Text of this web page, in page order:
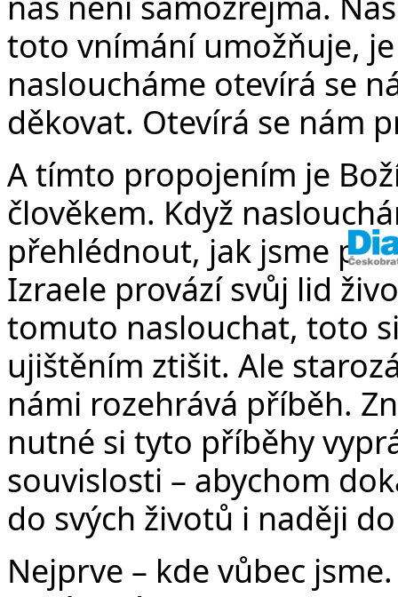
toto vnímání umožňuje,
nasloucháme otevírá se
děkovat. Otevírá se nám
A tímto propojením je
člověkem. Když
přehlédnout, jak jsme
Izraele provází svůj lid
tomuto naslouchat, toto
ujištěním ztišit. Ale
námi rozehrává příběh.
nutné si tyto příběhy
souvislosti – abychom
do svých životů i naději
Nejprve – kde vůbec